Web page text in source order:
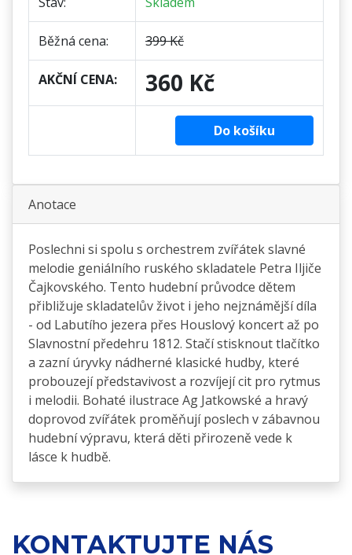
Běžná cena: 399 Kč
AKČNÍ CENA: 360 Kč
Do košíku
Anotace
Poslechni si spolu s orchestrem zvířátek slavné
melodie geniálního ruského skladatele Petra Iljiče
Čajkovského. Tento hudební průvodce dětem
přibližuje skladatelův život i jeho nejznámější díla
- od Labutího jezera přes Houslový koncert až po
Slavnostní předehru 1812. Stačí stisknout tlačítko
a zazní úryvky nádherné klasické hudby, které
probouzejí představivost a rozvíjejí cit pro rytmus
i melodii. Bohaté ilustrace Ag Jatkowské a hravý
doprovod zvířátek proměňují poslech v zábavnou
hudební výpravu, která děti přirozeně vede k
lásce k hudbě.
KONTAKTUJTE NÁS